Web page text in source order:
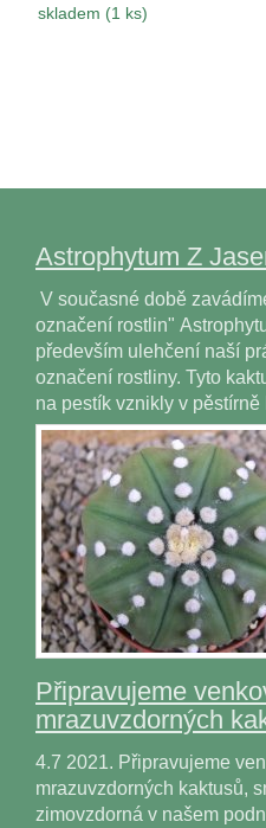
skladem (1 ks)
Astrophytum Z
V současné době
označení rostlin"
především ulehčení naší
označení rostliny. Tyto
na pestík vznikly v
Připravujeme
mrazuvzdorných
4.7 2021. Připravujeme
mrazuvzdorných kaktusů,
zimovzdorná v našem